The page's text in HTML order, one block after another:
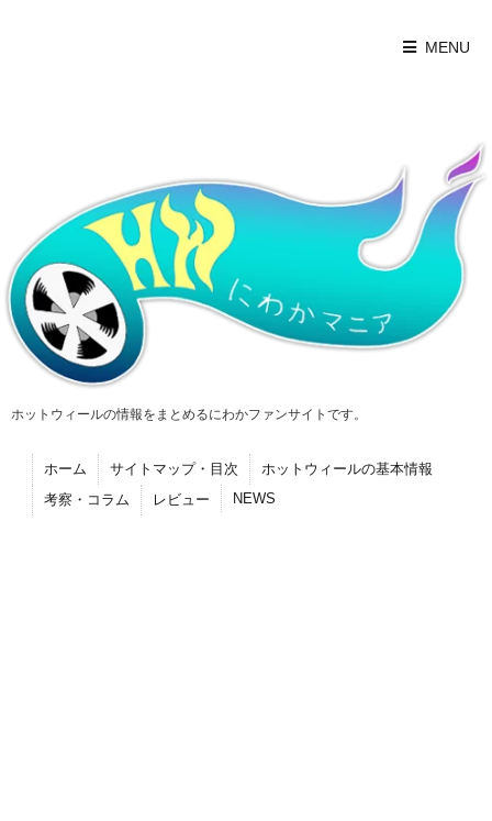
MENU
ホットウィールの情報をまとめるにわかファンサイトです。
ホーム サイトマップ・目次
ホットウィールの基本情報
考察・コラム
レビュー NEWS